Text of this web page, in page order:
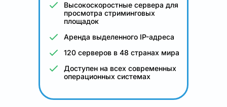
Высокоскоростные сервера для
просмотра стриминговых
площадок
Аренда выделенного IP-адреса
120 серверов в 48 странах мира
Доступен на всех современных
операционных системах